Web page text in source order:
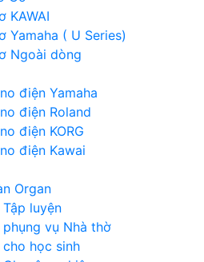
KAWAI
Yamaha ( U Series)
Ngoài dòng
điện Yamaha
điện Roland
điện KORG
điện Kawai
Organ
Tập luyện
phụng vụ Nhà thờ
cho học sinh